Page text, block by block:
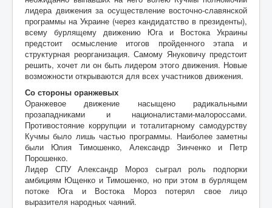
лидера движения за осуществление восточно-славянской
программы на Украине (через кандидатство в президенты),
всему бурлящему движению Юга и Востока Украины
предстоит осмысление итогов пройденного этапа и
структурная реорганизация. Самому Януковичу предстоит
решить, хочет ли он быть лидером этого движения. Новые
возможности открываются для всех участников движения.
Со стороны оранжевых
Оранжевое движение насыщено радикальными
прозападниками и националистами-малороссами.
Противостояние коррупции и тоталитарному самодурству
Кучмы было лишь частью программы. Наиболее заметны
были Юлия Тимошенко, Александр Зинченко и Петр
Порошенко.
Лидер СПУ Александр Мороз сыграл роль подпорки
амбициям Ющенко и Тимошенко, но при этом в бурлящем
потоке Юга и Востока Мороз потерял свое лицо
выразителя народных чаяний.